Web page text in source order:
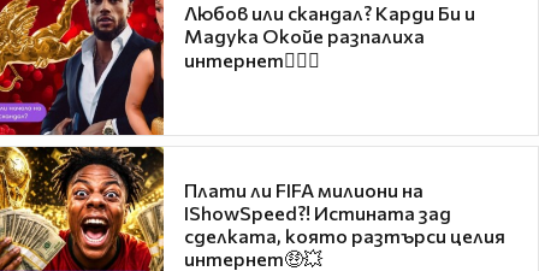
Любов или скандал? Карди Би и
Мадука Окойе разпалиха
интернет❤️‍🔥🔥
Плати ли FIFA милиони на
IShowSpeed?! Истината зад
сделката, която разтърси целия
интернет🤑💥